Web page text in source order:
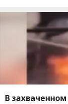
В